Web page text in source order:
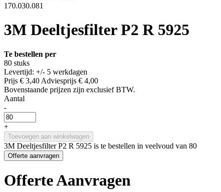
170.030.081
3M Deeltjesfilter P2 R 5925
Te bestellen per
80 stuks
Levertijd: +/- 5 werkdagen
Prijs € 3,40 Adviesprijs € 4,00
Bovenstaande prijzen zijn exclusief BTW.
Aantal
-
+
Toevoegen aan winkelwagen
3M Deeltjesfilter P2 R 5925 is te bestellen in veelvoud van 80
Offerte aanvragen
Offerte Aanvragen